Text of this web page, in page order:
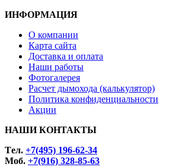
ИНФОРМАЦИЯ
О компании
Карта сайта
Доставка и оплата
Наши работы
Фотогалерея
Расчет дымохода (калькулятор)
Политика конфиденциальности
Акции
НАШИ КОНТАКТЫ
Tел. +7(495) 196-62-34
Моб. +7(916) 328-85-63